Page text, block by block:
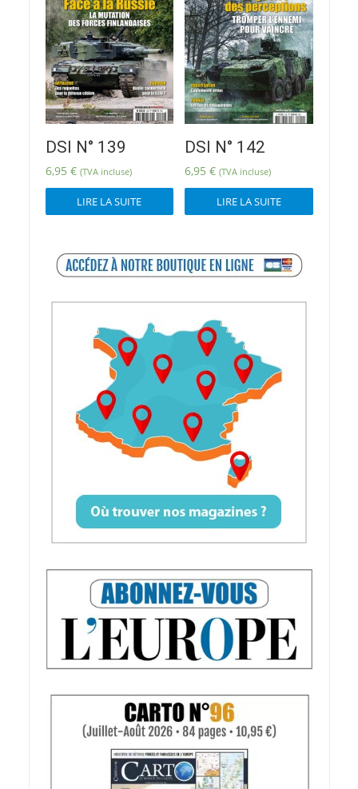
DSI N° 139
6,95 € (TVA incluse)
LIRE LA SUITE
DSI N° 142
6,95 € (TVA incluse)
LIRE LA SUITE